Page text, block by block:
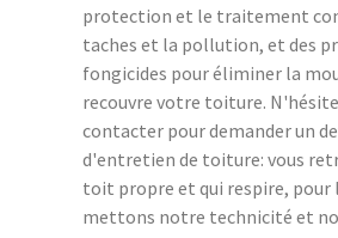
protection et le traitement
taches et la pollution, et des
fongicides pour éliminer la
recouvre votre toiture.
contacter pour demander un
d'entretien de toiture: vous
toit propre et qui respire, pour
mettons notre technicité et